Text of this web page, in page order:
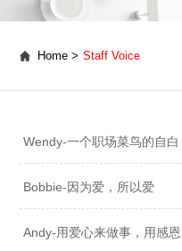
Home > Staff Voice
Wendy-一个职场菜鸟的自白
Bobbie-因为爱，所以爱